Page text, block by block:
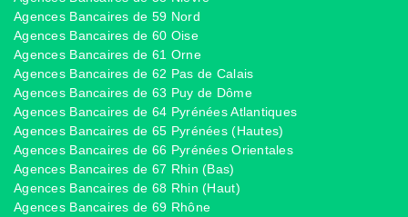
Agences Bancaires de 59 Nord
Agences Bancaires de 60 Oise
Agences Bancaires de 61 Orne
Agences Bancaires de 62 Pas de Calais
Agences Bancaires de 63 Puy de Dôme
Agences Bancaires de 64 Pyrénées Atlantiques
Agences Bancaires de 65 Pyrénées (Hautes)
Agences Bancaires de 66 Pyrénées Orientales
Agences Bancaires de 67 Rhin (Bas)
Agences Bancaires de 68 Rhin (Haut)
Agences Bancaires de 69 Rhône